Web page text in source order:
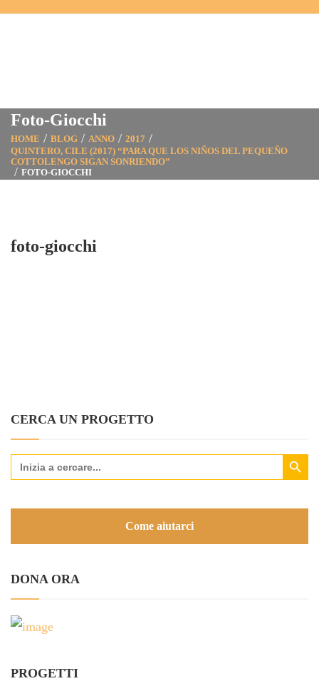
Foto-Giocchi
HOME BLOG ANNO
2017
QUINTERO, CILE (2017) “PARA QUE LOS NIÑOS DEL PEQUEÑO
COTTOLENGO SIGAN SONRIENDO”
FOTO-GIOCCHI
foto-giocchi
CERCA UN PROGETTO
Search
for:
Search Button
Come aiutarci
DONA ORA
PROGETTI